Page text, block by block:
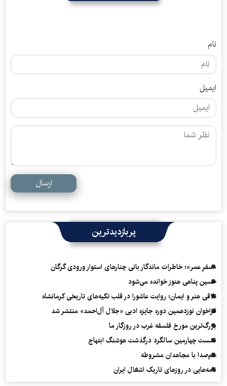
نام
ایمیل
ارسال
پربازدیدترین
«سفرِ عمر»؛ خاطرات ماندگار بانی چنارهای استوار ورودی گرگان
حسین پناهی هنوز خوانده می‌شود
تلاقی هنر و ایمان؛ روایت عاشورا در قلب تکیه‌های تاریخی کرمانشاه
فراخوان نوزدهمین دوره جایزه ادبی «جلال آل‌احمد» منتشر شد
بزرگ‌ترین مورخ فلسفه غرب در روزگار ما
نشست چهارمین سالگرد درگذشت هوشنگ ابتهاج
هم‌صدا با مجاهدان مشروطه
نامه‌هایی در روزهای تاریک اشغال ایران